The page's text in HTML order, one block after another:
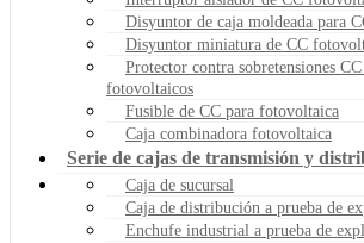
Disyuntor de caja moldeada para
Disyuntor miniatura de CC
Protector contra sobretensiones CC
fotovoltaicos
Fusible de CC para fotovoltaica
Caja combinadora fotovoltaica
Serie de cajas de transmisión y
Caja de sucursal
Caja de distribución a prueba de
Enchufe industrial a prueba de